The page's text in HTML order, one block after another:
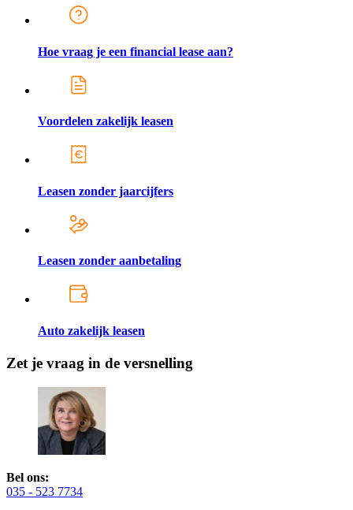
Hoe vraag je een financial lease aan?
Voordelen zakelijk leasen
Leasen zonder jaarcijfers
Leasen zonder aanbetaling
Auto zakelijk leasen
Zet je vraag in de versnelling
Bel ons:
035 - 523 7734